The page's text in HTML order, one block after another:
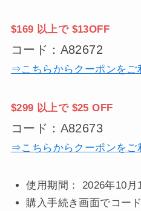
$169 以上で $13OFF
コード：A82672
⇒こちらからクーポンをご
$299 以上で $25 OFF
コード：A82673
⇒こちらからクーポンをご
使用期間： 2026年10
購入手続き画面でコー